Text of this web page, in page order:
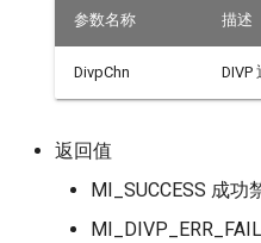
参数名称 描述
DivpChn DIVP
返回值
MI_SUCCESS 成功